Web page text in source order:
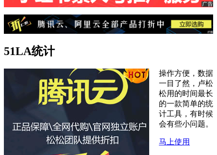
51LA统计
操作方便，数据
一目了然，卢松
松用的时间最长
的一款简单的统
计工具，有时候
会有些小问题。
马上使用